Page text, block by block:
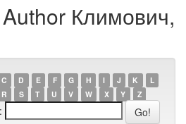
Климович,
C D E F G H I J K
L
R S T U V W X Y Z